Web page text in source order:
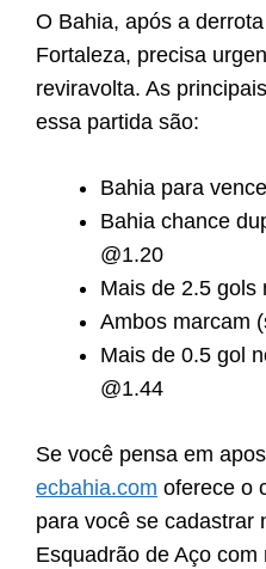
O Bahia, após a
Fortaleza, precisa
reviravolta. As
essa partida são:
Bahia para
Bahia chance
@1.20
Mais de 2.5 gols
Ambos marcam
Mais de 0.5 gol
@1.44
Se você pensa em
ecbahia.com oferece o
para você se cadastrar
Esquadrão de Aço